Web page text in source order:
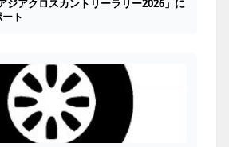
ジアクロスカントリーラリー2026」に
ト